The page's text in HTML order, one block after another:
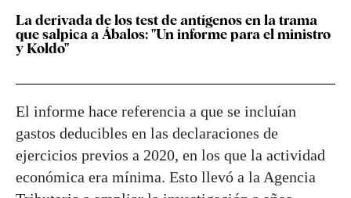
La derivada de los test de antígenos en la trama
que salpica a Ábalos: "Un informe para el ministro
y Koldo"
El informe hace referencia a que se incluían
gastos deducibles en las declaraciones de
ejercicios previos a 2020, en los que la actividad
económica era mínima. Esto llevó a la Agencia